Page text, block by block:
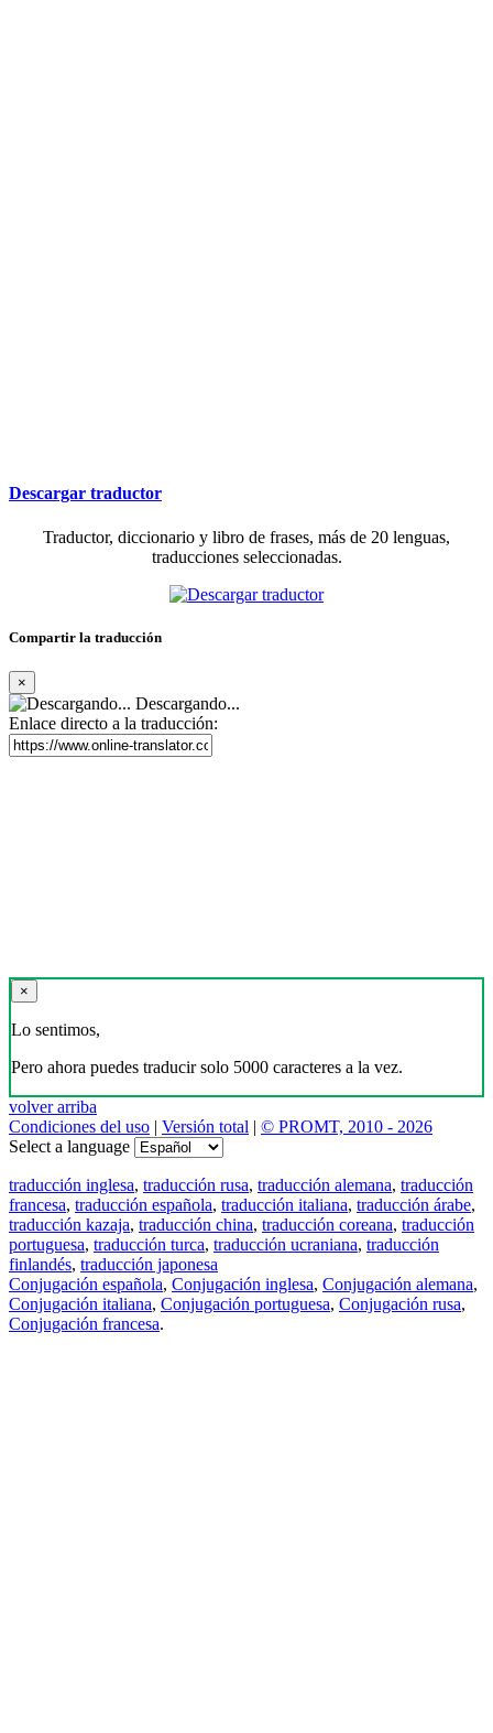
Descargar traductor
Traductor, diccionario y libro de frases, más de 20 lenguas,
traducciones seleccionadas.
Compartir la traducción
×
Descargando...
Enlace directo a la traducción:
×
Lo sentimos,
Pero ahora puedes traducir solo 5000 caracteres a la vez.
volver arriba
Condiciones del uso | Versión total | © PROMT, 2010 - 2026
Select a language
traducción inglesa, traducción rusa, traducción alemana, traducción
francesa, traducción española, traducción italiana, traducción árabe,
traducción kazaja, traducción china, traducción coreana, traducción
portuguesa, traducción turca, traducción ucraniana, traducción
finlandés, traducción japonesa
Conjugación española, Conjugación inglesa, Conjugación alemana,
Conjugación italiana, Conjugación portuguesa, Conjugación rusa,
Conjugación francesa.